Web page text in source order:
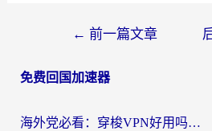
导
← 前一篇文章
免费回国加速器
海外党必看：穿梭VPN好用吗？和云帆VPN对比哪个回国效果更好？附真实测评+避坑指南